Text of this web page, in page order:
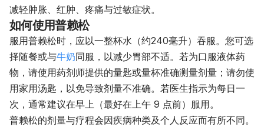
减轻肿胀、红肿、疼痛与过敏症状。
如何使用普赖松
服用普赖松时，应以一整杯水（约240毫升）吞服。您可选
择随餐或与牛奶同服，以减少胃部不适。若为口服液体药
物，请使用药剂师提供的量匙或量杯准确测量剂量；请勿使
用家用汤匙，以免导致剂量不准确。若医生指示为每日一
次，通常建议在早上（最好在上午 9 点前）服用。
普赖松的剂量与疗程会因疾病种类及个人反应而有所不同。